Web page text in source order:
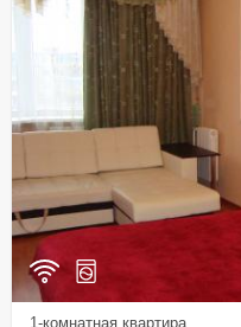
1-комнатная квартира